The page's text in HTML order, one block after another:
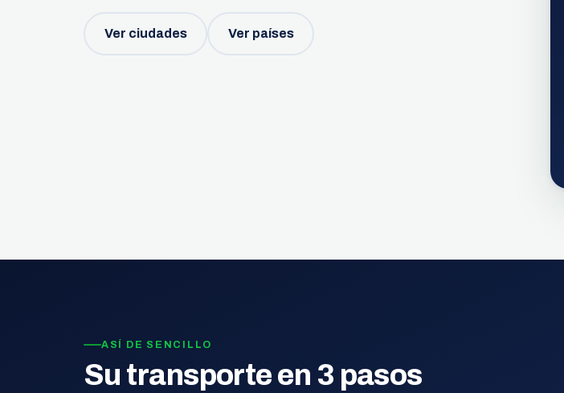
Ver ciudades Ver países
ASÍ DE SENCILLO
Su transporte en 3 pasos